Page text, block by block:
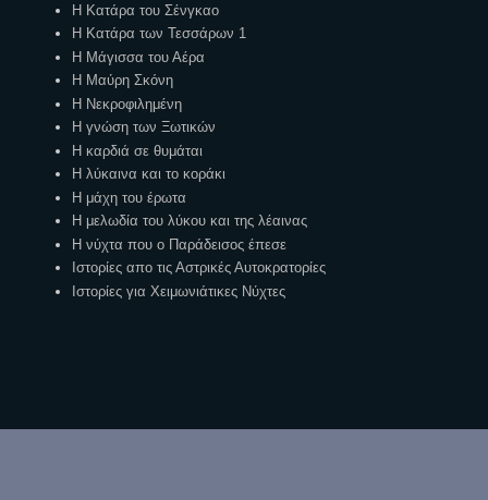
Η Κατάρα του Σένγκαο
Η Κατάρα των Τεσσάρων 1
Η Μάγισσα του Αέρα
Η Μαύρη Σκόνη
Η Νεκροφιλημένη
Η γνώση των Ξωτικών
Η καρδιά σε θυμάται
Η λύκαινα και το κοράκι
Η μάχη του έρωτα
Η μελωδία του λύκου και της λέαινας
Η νύχτα που ο Παράδεισος έπεσε
Ιστορίες απο τις Αστρικές Αυτοκρατορίες
Ιστορίες για Χειμωνιάτικες Νύχτες